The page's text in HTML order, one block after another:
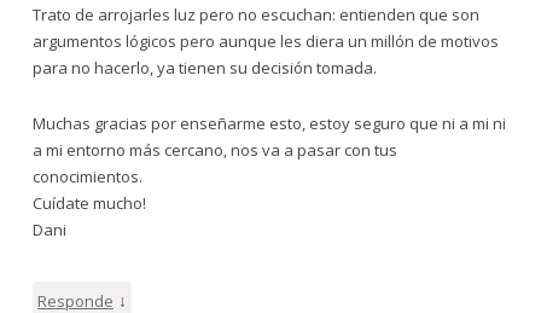
Trato de arrojarles luz pero no escuchan: entienden que son
argumentos lógicos pero aunque les diera un millón de motivos
para no hacerlo, ya tienen su decisión tomada.
Muchas gracias por enseñarme esto, estoy seguro que ni a mi ni
a mi entorno más cercano, nos va a pasar con tus
conocimientos.
Cuídate mucho!
Dani
Responde ↓